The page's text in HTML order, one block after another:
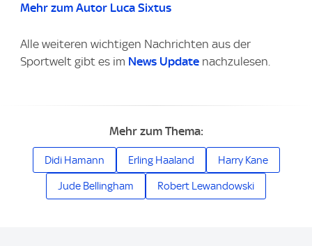
Mehr zum Autor Luca Sixtus
Alle weiteren wichtigen Nachrichten aus der
Sportwelt gibt es im News Update nachzulesen.
Mehr zum Thema:
Didi Hamann Erling Haaland Harry Kane
Jude Bellingham Robert Lewandowski